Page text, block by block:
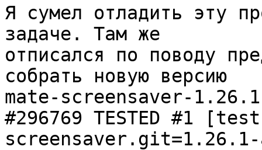
Я сумел отладить эту
задаче. Там же
отписался по поводу
собрать новую версию
mate-screensaver-
#296769 TESTED #1